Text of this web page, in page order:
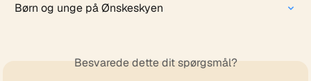
Børn og unge på Ønskeskyen
Besvarede dette dit spørgsmål?